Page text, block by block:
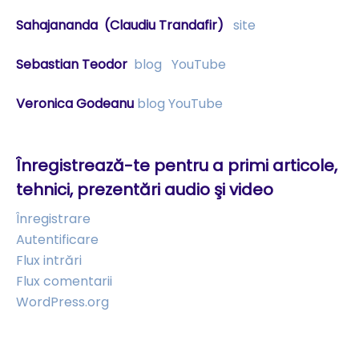
Sahajananda (Claudiu Trandafir) site
Sebastian Teodor blog YouTube
Veronica Godeanu blog YouTube
Înregistrează-te pentru a primi articole,
tehnici, prezentări audio şi video
Înregistrare
Autentificare
Flux intrări
Flux comentarii
WordPress.org